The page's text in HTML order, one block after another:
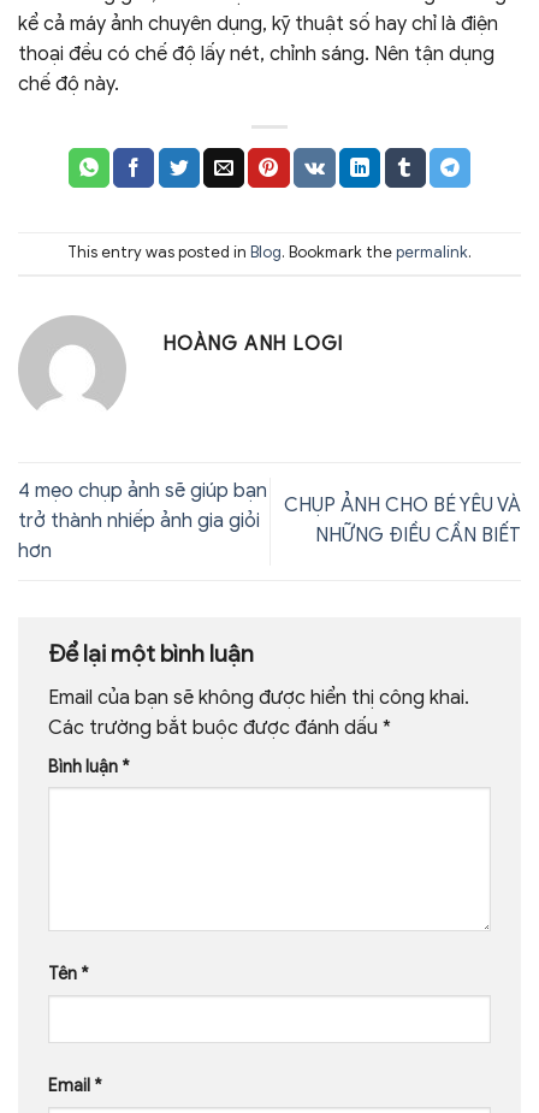
kể cả máy ảnh chuyên dụng, kỹ thuật số hay chỉ là điện
thoại đều có chế độ lấy nét, chỉnh sáng. Nên tận dụng
chế độ này.
This entry was posted in Blog. Bookmark thepermalink.
HOÀNG ANH LOGI
4 mẹo chụp ảnh sẽ giúp bạn
trở thành nhiếp ảnh gia giỏi
hơn
CHỤP ẢNH CHO BÉ YÊU VÀ
NHỮNG ĐIỀU CẦN BIẾT
Để lại một bình luận
Email của bạn sẽ không được hiển thị công khai.
Các trường bắt buộc được đánh dấu *
Bình luận *
Tên *
Email *